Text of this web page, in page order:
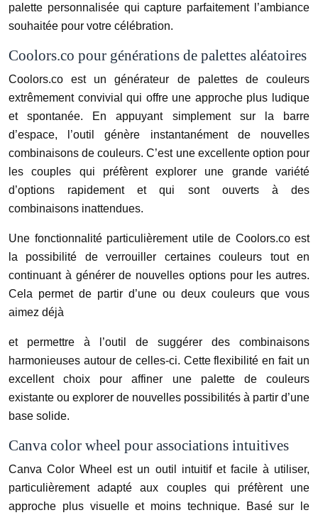
palette personnalisée qui capture parfaitement l’ambiance
souhaitée pour votre célébration.
Coolors.co pour générations de palettes aléatoires
Coolors.co est un générateur de palettes de couleurs
extrêmement convivial qui offre une approche plus ludique
et spontanée. En appuyant simplement sur la barre
d’espace, l’outil génère instantanément de nouvelles
combinaisons de couleurs. C’est une excellente option pour
les couples qui préfèrent explorer une grande variété
d’options rapidement et qui sont ouverts à des
combinaisons inattendues.
Une fonctionnalité particulièrement utile de Coolors.co est
la possibilité de verrouiller certaines couleurs tout en
continuant à générer de nouvelles options pour les autres.
Cela permet de partir d’une ou deux couleurs que vous
aimez déjà
et permettre à l’outil de suggérer des combinaisons
harmonieuses autour de celles-ci. Cette flexibilité en fait un
excellent choix pour affiner une palette de couleurs
existante ou explorer de nouvelles possibilités à partir d’une
base solide.
Canva color wheel pour associations intuitives
Canva Color Wheel est un outil intuitif et facile à utiliser,
particulièrement adapté aux couples qui préfèrent une
approche plus visuelle et moins technique. Basé sur le